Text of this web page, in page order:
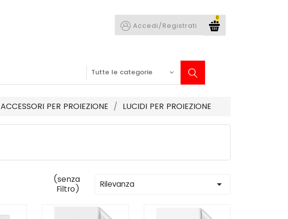
0
Accedi/Registrati
ACCESSORI PER PROIEZIONE LUCIDI PER PROIEZIONE
(senza
Filtro)
Rilevanza 